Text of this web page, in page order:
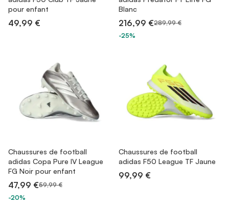
pour enfant
49,99 €
Blanc
216,99 €289,99 €
-25%
Chaussures de football
adidas Copa Pure IV League
FG Noir pour enfant
47,99 €59,99 €
-20%
Chaussures de football
adidas F50 League TF Jaune
99,99 €